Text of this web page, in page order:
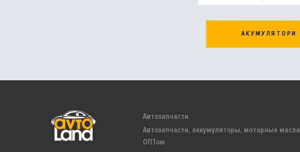
АКУМУЛЯТОРИ
Автозапчасти
Автозапчасти, аккумуляторы, моторные масла
ОПТом